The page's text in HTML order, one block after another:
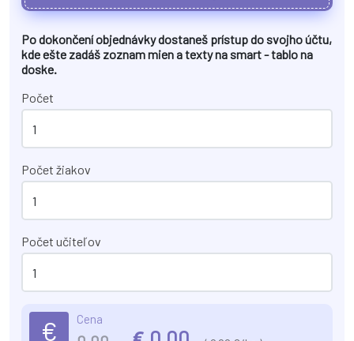
Po dokončení objednávky dostaneš prístup do svojho účtu,
kde ešte zadáš zoznam mien a texty nasmart - tablo na
doske.
Počet
Počet žiakov
Počet učiteľov
€ Cena